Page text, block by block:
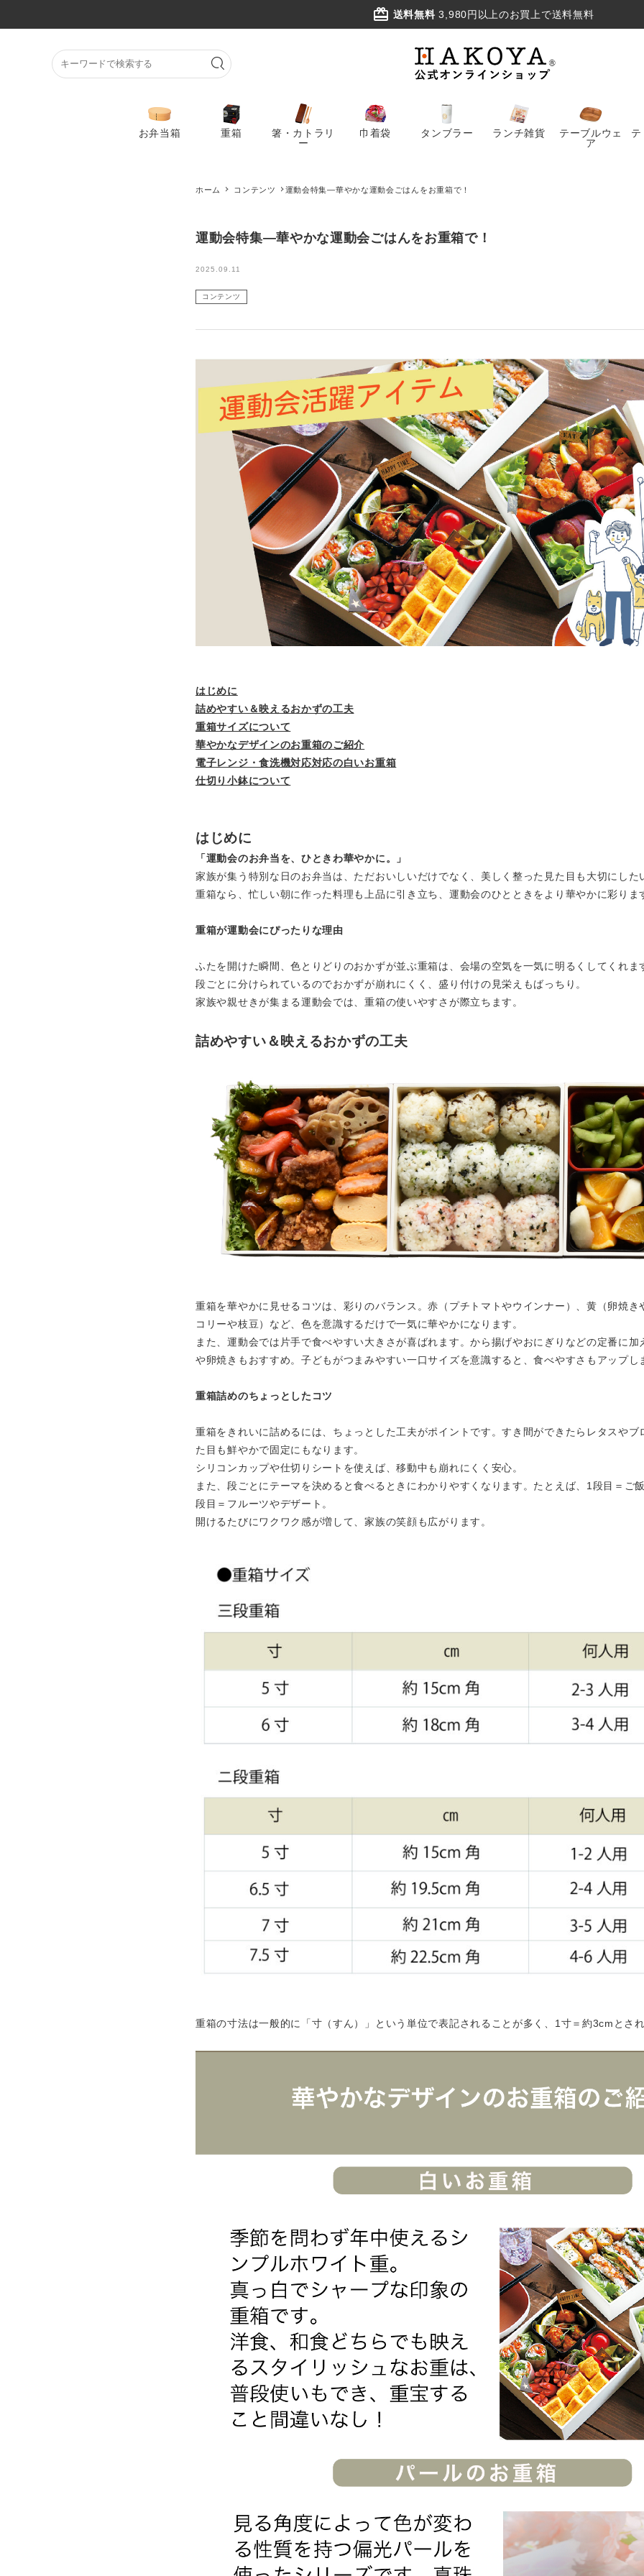
card_giftcard 送料無料 3,980円以上のお買上で送料無料
お弁当箱 重箱
箸・カトラリ
ー
巾着袋 タンブラー ランチ雑貨
テーブルウェ
ア
ホーム コンテンツ 運動会特集―華やかな運動会ごはんをお重箱で！
運動会特集―華やかな運動会ごはんをお重箱で！
2025.09.11
コンテンツ
はじめに
詰めやすい＆映えるおかずの工夫
重箱サイズについて
華やかなデザインのお重箱のご紹介
電子レンジ・食洗機対応対応の白いお重箱
仕切り小鉢について
はじめに
「運動会のお弁当を、ひときわ華やかに。」
家族が集う特別な日のお弁当は、ただおいしいだけでなく、美しく整った見た目も大切にした
重箱なら、忙しい朝に作った料理も上品に引き立ち、運動会のひとときをより華やかに彩りま
重箱が運動会にぴったりな理由
ふたを開けた瞬間、色とりどりのおかずが並ぶ重箱は、会場の空気を一気に明るくしてくれま
段ごとに分けられているのでおかずが崩れにくく、盛り付けの見栄えもばっちり。
家族や親せきが集まる運動会では、重箱の使いやすさが際立ちます。
詰めやすい＆映えるおかずの工夫
重箱を華やかに見せるコツは、彩りのバランス。赤（プチトマトやウインナー）、黄（卵焼
コリーや枝豆）など、色を意識するだけで一気に華やかになります。
また、運動会では片手で食べやすい大きさが喜ばれます。から揚げやおにぎりなどの定番に
や卵焼きもおすすめ。子どもがつまみやすい一口サイズを意識すると、食べやすさもアップし
重箱詰めのちょっとしたコツ
重箱をきれいに詰めるには、ちょっとした工夫がポイントです。すき間ができたらレタスや
た目も鮮やかで固定にもなります。
シリコンカップや仕切りシートを使えば、移動中も崩れにくく安心。
また、段ごとにテーマを決めると食べるときにわかりやすくなります。たとえば、1段目＝ご
段目＝フルーツやデザート。
開けるたびにワクワク感が増して、家族の笑顔も広がります。
重箱の寸法は一般的に「寸（すん）」という単位で表記されることが多く、1寸＝約3cmとさ